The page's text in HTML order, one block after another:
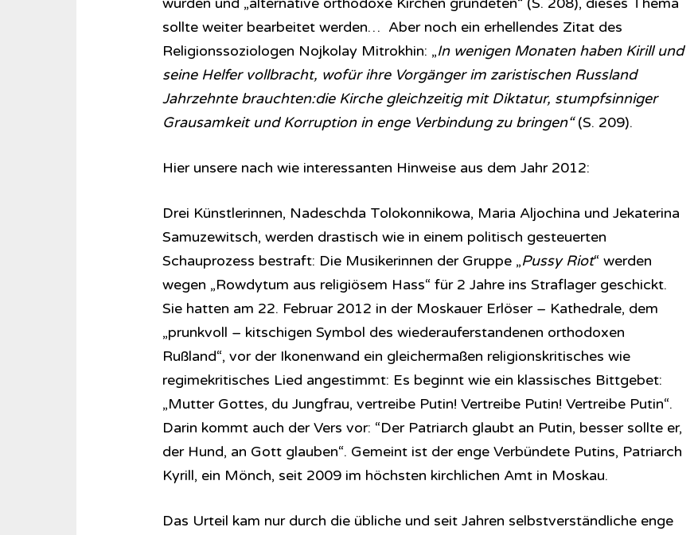
sollte weiter bearbeitet werden… Aber noch ein erhellendes Zitat des
Religionssoziologen Nojkolay Mitrokhin: „In wenigen Monaten haben Kirill und
seine Helfer vollbracht, wofür ihre Vorgänger im zaristischen Russland
Jahrzehnte brauchten:die Kirche gleichzeitig mit Diktatur, stumpfsinniger
Grausamkeit und Korruption in enge Verbindung zu bringen“(S. 209).
Hier unsere nach wie interessanten Hinweise aus dem Jahr 2012:
Drei Künstlerinnen, Nadeschda Tolokonnikowa, Maria Aljochina und Jekaterina
Samuzewitsch, werden drastisch wie in einem politisch gesteuerten
Schauprozess bestraft: Die Musikerinnen der Gruppe „Pussy Riot“ werden
wegen „Rowdytum aus religiösem Hass“ für 2 Jahre ins Straflager geschickt.
Sie hatten am 22. Februar 2012 in der Moskauer Erlöser – Kathedrale, dem
„prunkvoll – kitschigen Symbol des wiederauferstandenen orthodoxen
Rußland“, vor der Ikonenwand ein gleichermaßen religionskritisches wie
regimekritisches Lied angestimmt: Es beginnt wie ein klassisches Bittgebet:
„Mutter Gottes, du Jungfrau, vertreibe Putin! Vertreibe Putin! Vertreibe Putin“.
Darin kommt auch der Vers vor: “Der Patriarch glaubt an Putin, besser sollte er,
der Hund, an Gott glauben“. Gemeint ist der enge Verbündete Putins, Patriarch
Kyrill, ein Mönch, seit 2009 im höchsten kirchlichen Amt in Moskau.
Das Urteil kam nur durch die übliche und seit Jahren selbstverständliche enge